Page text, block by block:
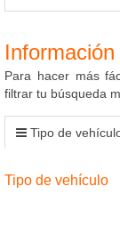
Para hacer más
filtrar tu búsqueda
Tipo de
Tipo de vehículo